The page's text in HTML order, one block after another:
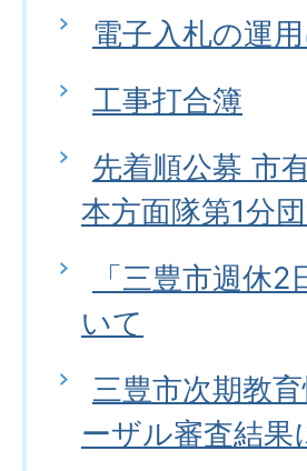
電子入札の運
工事打合簿
先着順公募 市
本方面隊第1分
「三豊市週休
いて
三豊市次期教
ーザル審査結果